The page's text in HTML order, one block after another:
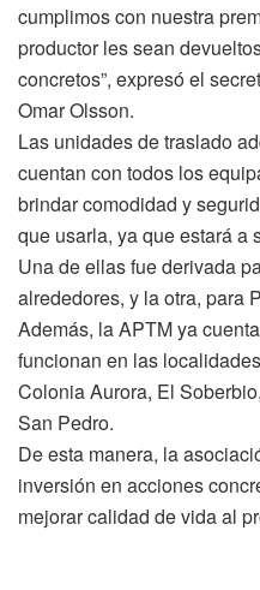
cumplimos con nuestra
productor les sean
concretos”, expresó el
Omar Olsson.
Las unidades de traslado
cuentan con todos los
brindar comodidad y
que usarla, ya que estará a
Una de ellas fue derivada
alrededores, y la otra, para
Además, la APTM ya
funcionan en las
Colonia Aurora, El
San Pedro.
De esta manera, la
inversión en acciones
mejorar calidad de vida al